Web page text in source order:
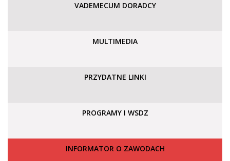
VADEMECUM DORADCY
MULTIMEDIA
PRZYDATNE LINKI
PROGRAMY I WSDZ
INFORMATOR O ZAWODACH